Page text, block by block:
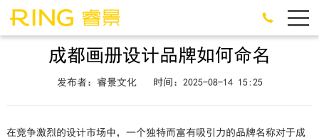
成都画册设计品牌如何命名
发布者：睿景文化 时间：2025-08-14 15:25
在竞争激烈的设计市场中，一个独特而富有吸引力的品牌名称对于成